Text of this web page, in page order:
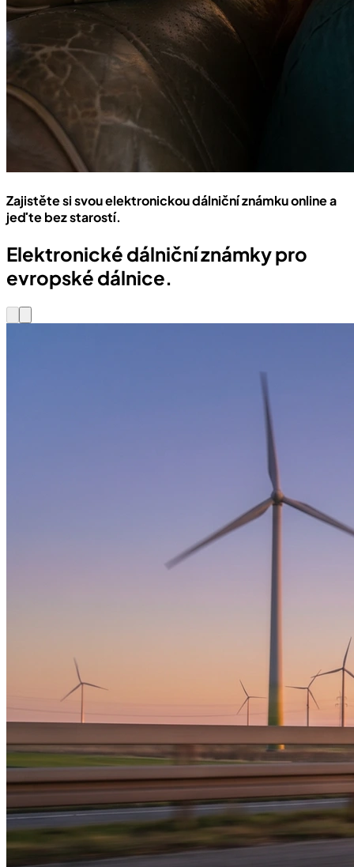
Zajistěte si svou elektronickou dálniční známku online a
jeďte bez starostí.
Elektronické dálniční známky pro
evropské dálnice.